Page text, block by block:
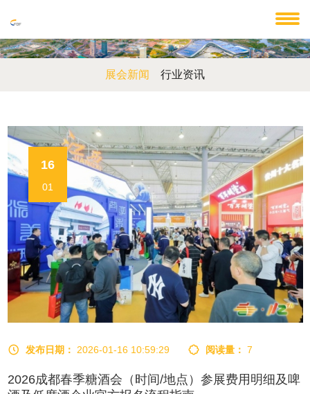
展会新闻 行业资讯
16
01
发布日期： 2026-01-16 10:59:29 阅读量： 7
2026成都春季糖酒会（时间/地点）参展费用明细及啤